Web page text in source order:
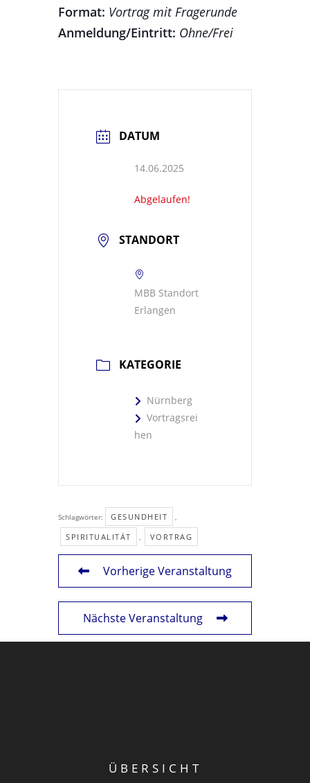
Format: Vortrag mit Fragerunde
Anmeldung/Eintritt: Ohne/Frei
DATUM
14.06.2025
Abgelaufen!
STANDORT
MBB Standort
Erlangen
KATEGORIE
Nürnberg
Vortragsrei
hen
Schlagwörter: GESUNDHEIT ,
SPIRITUALITÄT , VORTRAG
Vorherige Veranstaltung
Nächste Veranstaltung
ÜBERSICHT